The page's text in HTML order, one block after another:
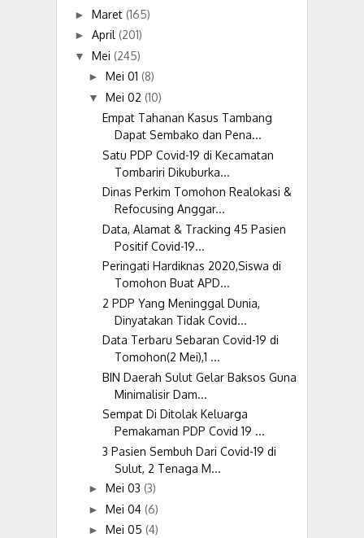
► Maret (165)
► April (201)
▼ Mei (245)
► Mei 01 (8)
▼ Mei 02 (10)
Empat Tahanan Kasus Tambang
Dapat Sembako dan Pena...
Satu PDP Covid-19 di Kecamatan
Tombariri Dikuburka...
Dinas Perkim Tomohon Realokasi &
Refocusing Anggar...
Data, Alamat & Tracking 45 Pasien
Positif Covid-19...
Peringati Hardiknas 2020,Siswa di
Tomohon Buat APD...
2 PDP Yang Meninggal Dunia,
Dinyatakan Tidak Covid...
Data Terbaru Sebaran Covid-19 di
Tomohon(2 Mei),1 ...
BIN Daerah Sulut Gelar Baksos Guna
Minimalisir Dam...
Sempat Di Ditolak Keluarga
Pemakaman PDP Covid 19 ...
3 Pasien Sembuh Dari Covid-19 di
Sulut, 2 Tenaga M...
► Mei 03 (3)
► Mei 04 (6)
► Mei 05 (4)